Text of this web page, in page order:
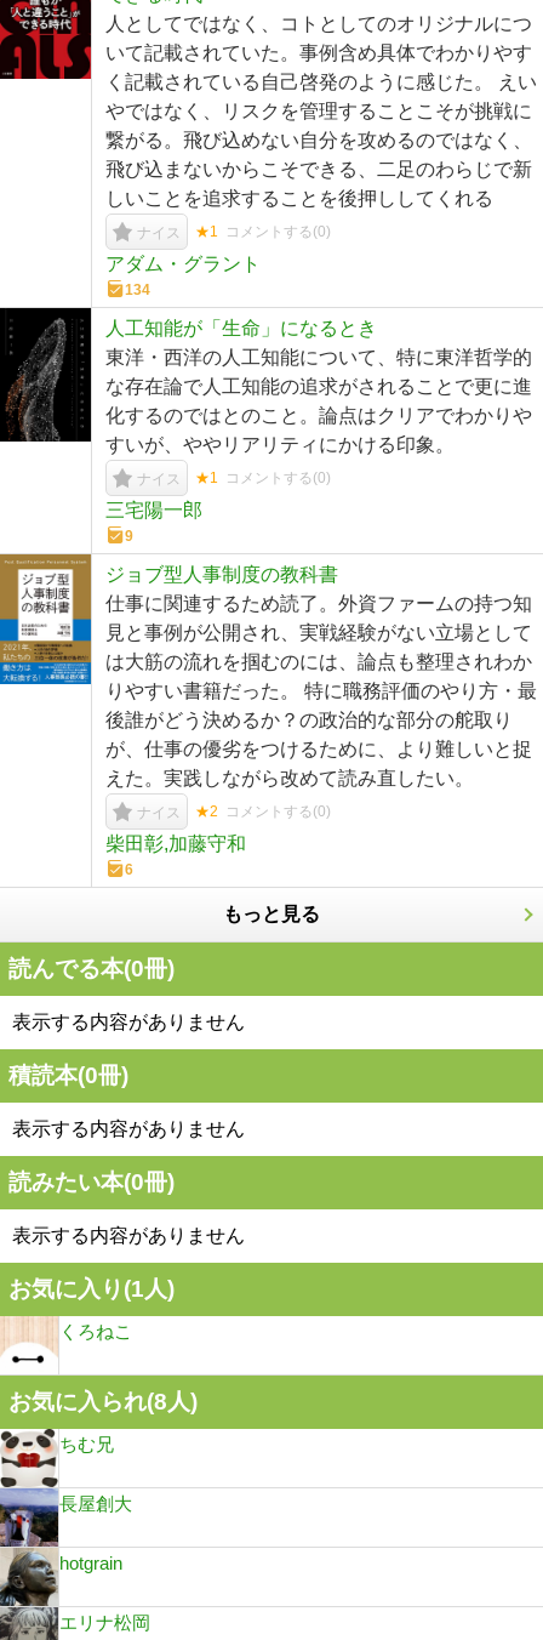
人としてではなく、コトとしてのオリジナルにつ
いて記載されていた。事例含め具体でわかりやす
く記載されている自己啓発のように感じた。 えい
やではなく、リスクを管理することこそが挑戦に
繋がる。飛び込めない自分を攻めるのではなく、
飛び込まないからこそできる、二足のわらじで新
しいことを追求することを後押ししてくれる
ナイス ★1 コメントする(0)
アダム・グラント
134
人工知能が「生命」になるとき
東洋・西洋の人工知能について、特に東洋哲学的
な存在論で人工知能の追求がされることで更に進
化するのではとのこと。論点はクリアでわかりや
すいが、ややリアリティにかける印象。
ナイス ★1 コメントする(0)
三宅陽一郎
9
ジョブ型人事制度の教科書
仕事に関連するため読了。外資ファームの持つ知
見と事例が公開され、実戦経験がない立場として
は大筋の流れを掴むのには、論点も整理されわか
りやすい書籍だった。 特に職務評価のやり方・最
後誰がどう決めるか？の政治的な部分の舵取り
が、仕事の優劣をつけるために、より難しいと捉
えた。実践しながら改めて読み直したい。
ナイス ★2 コメントする(0)
柴田彰,加藤守和
6
もっと見る
読んでる本(0冊)
表示する内容がありません
積読本(0冊)
表示する内容がありません
読みたい本(0冊)
表示する内容がありません
お気に入り(1人)
くろねこ
お気に入られ(8人)
ちむ兄
長屋創大
hotgrain
エリナ松岡